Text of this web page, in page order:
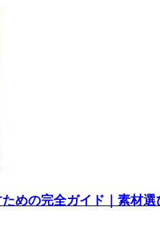
めの完全ガイド｜素材